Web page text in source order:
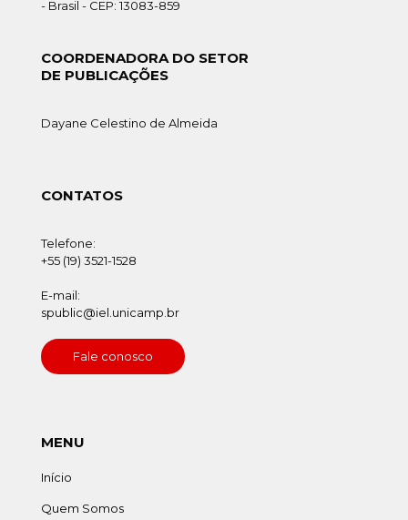
- Brasil - CEP: 13083-859
COORDENADORA DO SETOR
DE PUBLICAÇÕES
Dayane Celestino de Almeida
CONTATOS
Telefone:
+55 (19) 3521-1528
E-mail:
spublic@iel.unicamp.br
Fale conosco
MENU
Início
Quem Somos